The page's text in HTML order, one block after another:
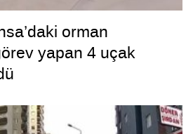
orman
yapan 4 uçak